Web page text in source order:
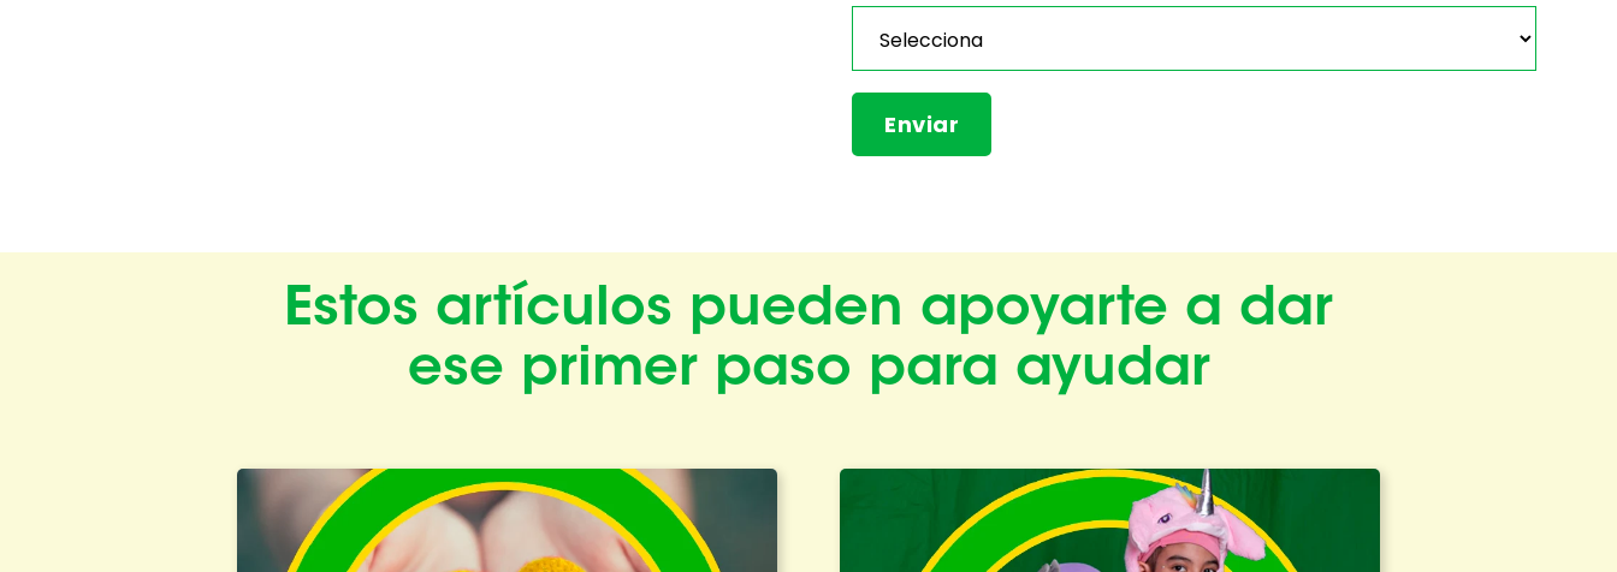
Estos artículos pueden apoyarte a dar
ese primer paso para ayudar